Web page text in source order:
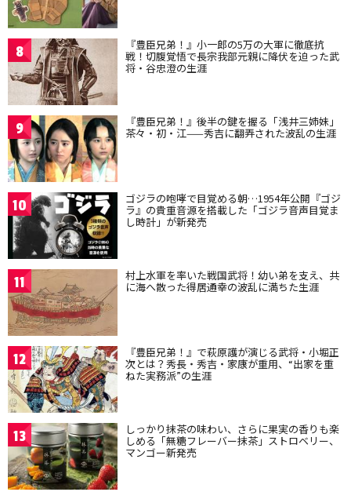
8 『豊臣兄弟！』小一郎の5万の大軍に徹底抗
戦！切腹覚悟で長宗我部元親に降伏を迫った武
将・谷忠澄の生涯
9 『豊臣兄弟！』後半の鍵を握る「浅井三姉妹」
茶々・初・江——秀吉に翻弄された波乱の生涯
10 ゴジラの咆哮で目覚める朝…1954年公開『ゴジ
ラ』の貴重音源を搭載した「ゴジラ音声目覚ま
し時計」が新発売
11 村上水軍を率いた戦国武将！幼い弟を支え、共
に海へ散った得居通幸の波乱に満ちた生涯
12 『豊臣兄弟！』で萩原護が演じる武将・小堀正
次とは？秀長・秀吉・家康が重用、“出家を重
ねた実務派”の生涯
13 しっかり抹茶の味わい、さらに果実の香りも楽
しめる「無糖フレーバー抹茶」ストロベリー、
マンゴー新発売